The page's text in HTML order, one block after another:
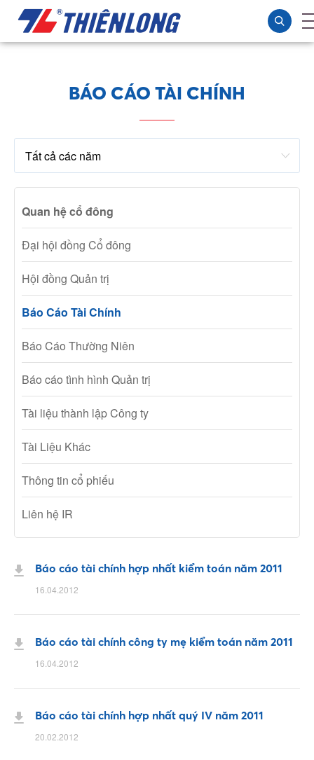
BÁO CÁO TÀI CHÍNH
Quan hệ cổ đông
Đại hội đồng Cổ đông
Hội đồng Quản trị
Báo Cáo Tài Chính
Báo Cáo Thường Niên
Báo cáo tình hình Quản trị
Tài liệu thành lập Công ty
Tài Liệu Khác
Thông tin cổ phiếu
Liên hệ IR
Báo cáo tài chính hợp nhất kiểm toán năm 2011
16.04.2012
Báo cáo tài chính công ty mẹ kiểm toán năm 2011
16.04.2012
Báo cáo tài chính hợp nhất quý IV năm 2011
20.02.2012